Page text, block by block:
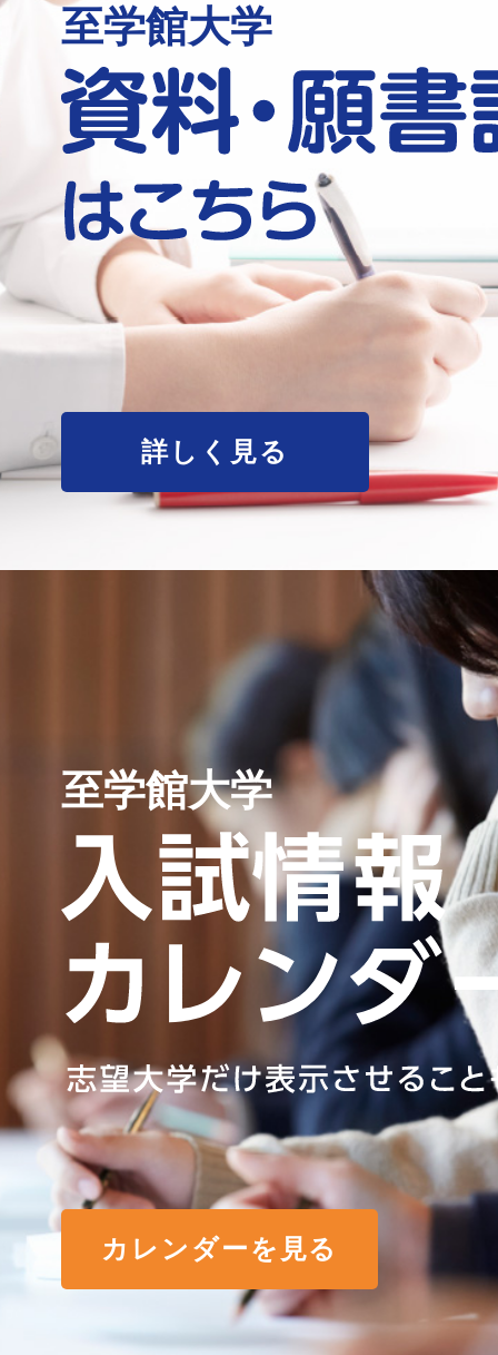
至学館大学
詳しく見る
至学館大学
カレンダーを見る